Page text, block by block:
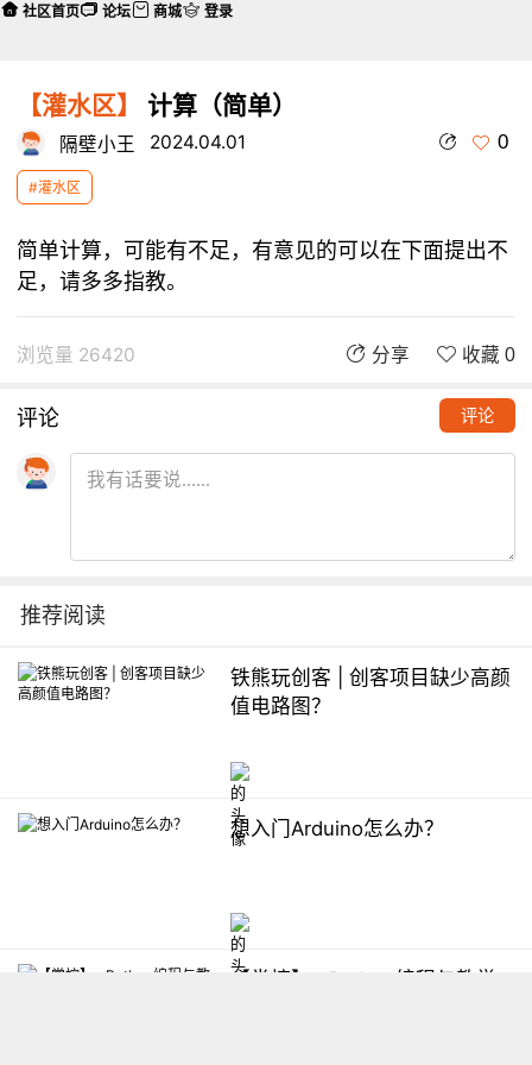
【灌水区】 计算（简单）
隔壁小王 2024.04.01 0
#灌水区
简单计算，可能有不足，有意见的可以在下面提出不
足，请多多指教。
浏览量 26420 分享 收藏 0
评论 评论
推荐阅读
铁熊玩创客 | 创客项目缺少高颜
值电路图？
想入门Arduino怎么办？
【掌控】mPython编程与教学
社区首页 论坛 商城 登录